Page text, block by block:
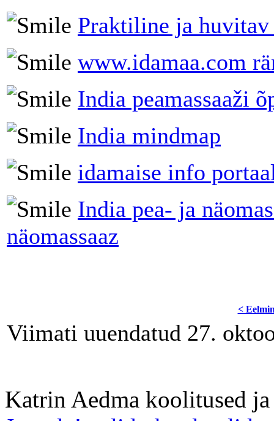
Praktiline ja huvitav
www.idamaa.com
India peamassaaži
India mindmap
idamaise info
India pea- ja
näomassaaz
<
Viimati uuendatud 27.
Katrin Aedma koolitused